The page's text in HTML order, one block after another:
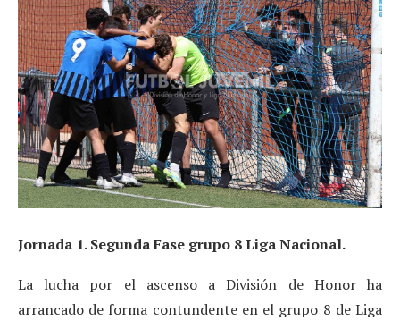
Jornada 1. Segunda Fase grupo 8 Liga Nacional.
La lucha por el ascenso a División de Honor ha
arrancado de forma contundente en el grupo 8 de Liga